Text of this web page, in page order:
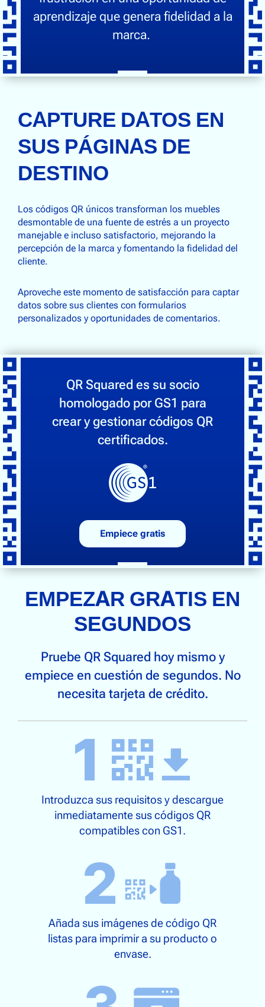
aprendizaje que genera fidelidad a la
marca.
CAPTURE DATOS EN
SUS PÁGINAS DE
DESTINO
Los códigos QR únicos transforman los muebles
desmontable de una fuente de estrés a un proyecto
manejable e incluso satisfactorio, mejorando la
percepción de la marca y fomentando la fidelidad del
cliente.
Aproveche este momento de satisfacción para captar
datos sobre sus clientes con formularios
personalizados y oportunidades de comentarios.
QR Squared es su socio
homologado por GS1 para
crear y gestionar códigos QR
certificados.
Empiece gratis
EMPEZAR GRATIS EN
SEGUNDOS
Pruebe QR Squared hoy mismo y
empiece en cuestión de segundos. No
necesita tarjeta de crédito.
Introduzca sus requisitos y descargue
inmediatamente sus códigos QR
compatibles con GS1.
Añada sus imágenes de código QR
listas para imprimir a su producto o
envase.